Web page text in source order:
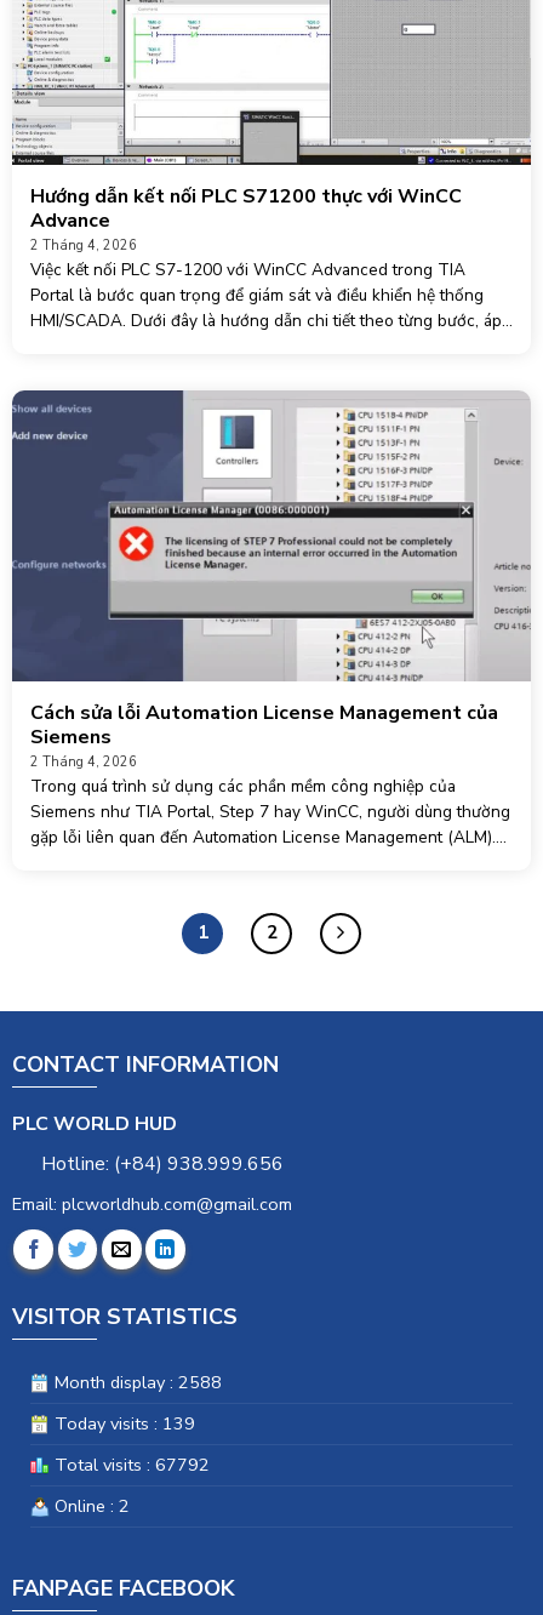
Hướng dẫn kết nối PLC S71200 thực với WinCC
Advance
2 Tháng 4, 2026
Việc kết nối PLC S7-1200 với WinCC Advanced trong TIA
Portal là bước quan trọng để giám sát và điều khiển hệ thống
HMI/SCADA. Dưới đây là hướng dẫn chi tiết theo từng bước, áp
Cách sửa lỗi Automation License Management của
Siemens
2 Tháng 4, 2026
Trong quá trình sử dụng các phần mềm công nghiệp của
Siemens như TIA Portal, Step 7 hay WinCC, người dùng thường
gặp lỗi liên quan đến Automation License Management (ALM).
1 2
CONTACT INFORMATION
PLC WORLD HUD
Hotline: (+84) 938.999.656
Email: plcworldhub.com@gmail.com
VISITOR STATISTICS
Month display : 2588
Today visits : 139
Total visits : 67792
Online : 2
FANPAGE FACEBOOK